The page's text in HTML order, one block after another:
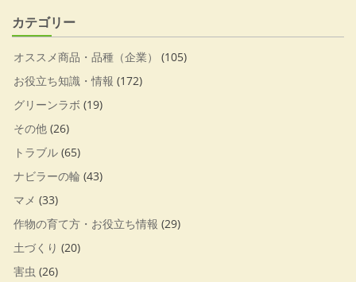
カテゴリー
オススメ商品・品種（企業）
(105)
お役立ち知識・情報 (172)
グリーンラボ (19)
その他 (26)
トラブル (65)
ナビラーの輪 (43)
マメ (33)
作物の育て方・お役立ち情報 (29)
土づくり (20)
害虫 (26)